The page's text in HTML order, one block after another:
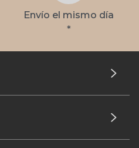
Envío el mismo día
*